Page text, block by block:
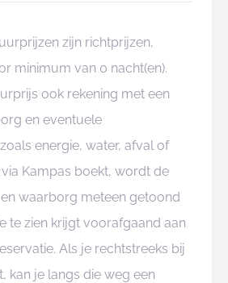
zijn richtprijzen,
minimum van 0 nacht(en).
ook rekening met een
en eventuele
energie, water, afval of
Kampas boekt, wordt de
waarborg meteen getoond
te zien krijgt voorafgaand aan
Als je rechtstreeks bij
kan je langs die weg een